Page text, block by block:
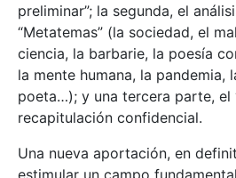
preliminar”; la segunda, el
“Metatemas” (la sociedad, el
ciencia, la barbarie, la poesía
la mente humana, la pandemia,
poeta…); y una tercera parte, el
recapitulación confidencial.
Una nueva aportación, en
estimular un campo